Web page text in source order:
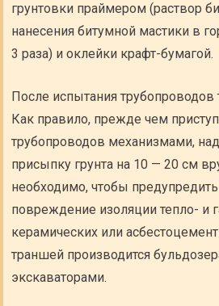
грунтовки праймером (раствор
нанесения битумной мастики в
3 раза) и оклейки крафт-бумагой.
После испытания
Как правило, прежде чем
трубопроводов механизмами,
присыпку грунта на 10 — 20 см
необходимо, чтобы
повреждение изоляции тепло- и
керамических или
траншей производится
экскаваторами.